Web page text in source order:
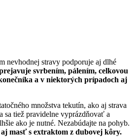
nevhodnej stravy podporuje aj dlhé
svrbením, pálením, celkovou
a v niektorých prípadoch aj
množstva tekutín, ako aj strava
sa tiež pravidelne vyprázdňovať a
ako je nutné. Nezabúdajte na pohyb.
masť s extraktom z dubovej kôry.